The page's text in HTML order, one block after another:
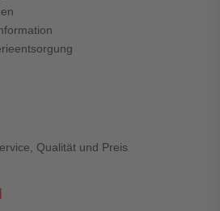
Qualität und Preis